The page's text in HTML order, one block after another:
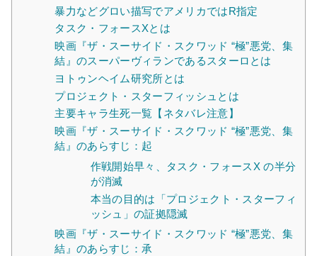
暴力などグロい描写でアメリカではR指定
タスク・フォースXとは
映画『ザ・スーサイド・スクワッド “極”悪党、集
結』のスーパーヴィランであるスターロとは
ヨトゥンヘイム研究所とは
プロジェクト・スターフィッシュとは
主要キャラ生死一覧【ネタバレ注意】
映画『ザ・スーサイド・スクワッド “極”悪党、集
結』のあらすじ：起
作戦開始早々、タスク・フォースX の半分
が消滅
本当の目的は「プロジェクト・スターフィ
ッシュ」の証拠隠滅
映画『ザ・スーサイド・スクワッド “極”悪党、集
結』のあらすじ：承